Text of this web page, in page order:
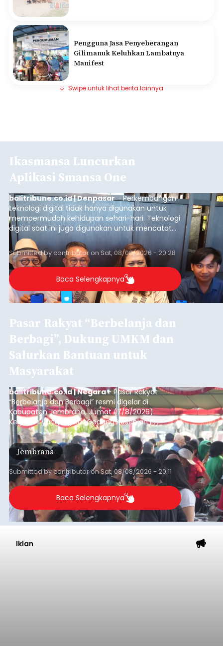
Pengguna Jasa Penyeberangan
Gilimanuk Keluhkan Lambatnya
Manifest
Swipe untuk lihat berita lainnya
Ikasmansa Luncurkan
Aplikasi Smansa One
balitribune.co.id | Denpasar- Perkembangan
teknologi digital tidak hanya digunakan untuk
mempermudah kehidupan sehari-hari. Teknologi
digital saat ini juga digunakan untuk mencatat
dan mengelola data base alumni dari suatu
sekolah, salah satunya adalah alumni SMA 1
Denpasar.
Submitted bycontributoron Sat, 08/08/2026 - 20:28
Baca Selengkapnya
Pasar Rakyat “Berbelanja dan
Berbagi”, Dukung UMKM dan
Salurkan Bantuan untuk
Masyarakat
balitribune.co.id | Negara- Pasar Rakyat
“Berbelanja dan Berbagi” resmi digelar di
Kabupaten Jembrana, Jumat (7/8/2026).
Kegiatan yang digelar Gedung Kesenian Ir.
Soekarno ini memadukan pemberdayaan
ekonomi masyarakat dengan aksi sosial tersebut
mendapat antusiasme tinggi dan mencatat nilai
transaksi mencapai Rp672.733.200.
Jembrana
Submitted bycontributoronSat, 08/08/2026 - 20:11
Baca Selengkapnya
Iklan